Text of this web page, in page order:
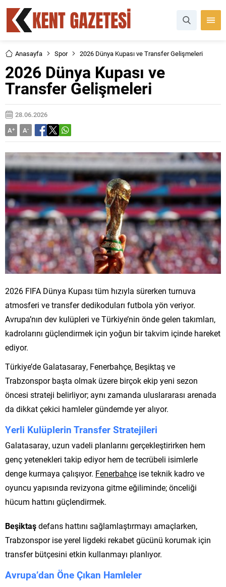
Anasayfa Spor 2026 Dünya Kupası ve Transfer Gelişmeleri
2026 Dünya Kupası ve
Transfer Gelişmeleri
28.06.2026
A+ A-
2026 FIFA Dünya Kupası tüm hızıyla sürerken turnuva
atmosferi ve transfer dedikoduları futbola yön veriyor.
Avrupa’nın dev kulüpleri ve Türkiye’nin önde gelen takımları,
kadrolarını güçlendirmek için yoğun bir takvim içinde hareket
ediyor.
Türkiye’de Galatasaray, Fenerbahçe, Beşiktaş ve
Trabzonspor başta olmak üzere birçok ekip yeni sezon
öncesi strateji belirliyor; aynı zamanda uluslararası arenada
da dikkat çekici hamleler gündemde yer alıyor.
Yerli Kulüplerin Transfer Stratejileri
Galatasaray, uzun vadeli planlarını gerçekleştirirken hem
genç yetenekleri takip ediyor hem de tecrübeli isimlerle
denge kurmaya çalışıyor. Fenerbahçe ise teknik kadro ve
oyuncu yapısında revizyona gitme eğiliminde; önceliği
hücum hattını güçlendirmek.
Beşiktaşdefans hattını sağlamlaştırmayı amaçlarken,
Trabzonspor ise yerel ligdeki rekabet gücünü korumak için
transfer bütçesini etkin kullanmayı planlıyor.
Avrupa’dan Öne Çıkan Hamleler